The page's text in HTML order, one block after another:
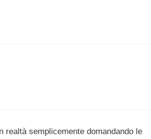
realtà semplicemente domandando le